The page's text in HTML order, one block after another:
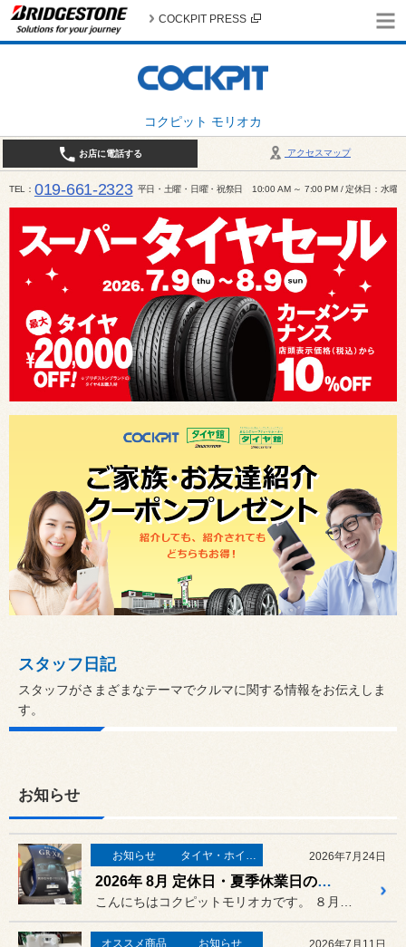
コクピット モリオカ
COCKPIT PRESS
アクセスマップ
お店に電話する
TEL 019-661-2323 平日・土曜・日曜・祝祭日 10:00 AM ～ 7:00 PM / 定休日：水曜
スタッフ日記
スタッフがさまざまなテーマでクルマに関する情報をお伝えしま
す。
お知らせ
お知らせ タイヤ・ホイール 2026年7月24日
2026年 8月 定休日・夏季休業日のお知らせ
オススメ商品 お知らせ 2026年7月11日